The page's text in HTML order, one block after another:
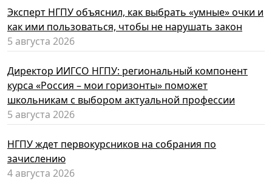
Эксперт НГПУ объяснил, как выбрать «умные» очки и
как ими пользоваться, чтобы не нарушать закон
5 августа 2026
Директор ИИГСО НГПУ: региональный компонент
курса «Россия – мои горизонты» поможет
школьникам с выбором актуальной профессии
5 августа 2026
НГПУ ждет первокурсников на собрания по
зачислению
4 августа 2026